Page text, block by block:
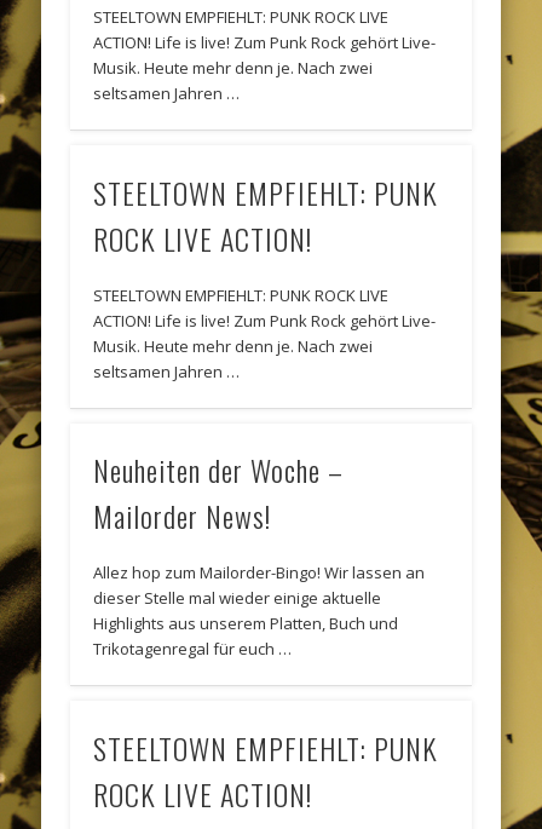
STEELTOWN EMPFIEHLT: PUNK ROCK LIVE
ACTION! Life is live! Zum Punk Rock gehört Live-
Musik. Heute mehr denn je. Nach zwei
seltsamen Jahren …
STEELTOWN EMPFIEHLT: PUNK
ROCK LIVE ACTION!
STEELTOWN EMPFIEHLT: PUNK ROCK LIVE
ACTION! Life is live! Zum Punk Rock gehört Live-
Musik. Heute mehr denn je. Nach zwei
seltsamen Jahren …
Neuheiten der Woche –
Mailorder News!
Allez hop zum Mailorder-Bingo! Wir lassen an
dieser Stelle mal wieder einige aktuelle
Highlights aus unserem Platten, Buch und
Trikotagenregal für euch …
STEELTOWN EMPFIEHLT: PUNK
ROCK LIVE ACTION!